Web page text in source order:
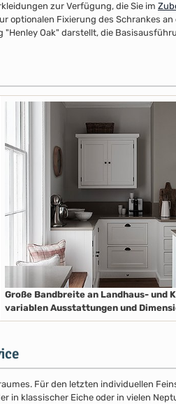
zur Verfügung, die Sie im
optionalen Fixierung des Schrankes an
Oak" darstellt, die
Große Bandbreite an Landhaus- und
variablen Ausstattungen und
Für den letzten individuellen
in klassischer Eiche oder in vielen